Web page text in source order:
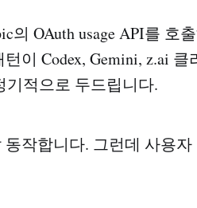
의 OAuth usage API를 호
이 Codex, Gemini, z.ai
기적으로 두드립니다.
작합니다. 그런데 사용